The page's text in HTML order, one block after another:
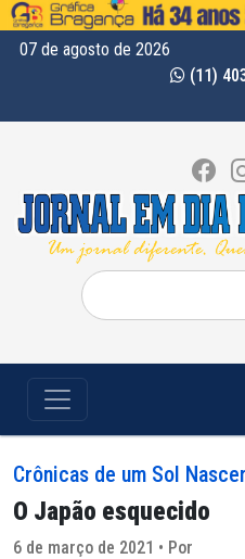
07 de agosto de 2026
(11)
Pesquisar
por:
Crônicas de um Sol
O Japão esquecido
6 de março de 2021 • Por